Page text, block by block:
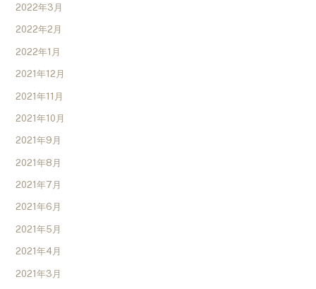
2022年3月
2022年2月
2022年1月
2021年12月
2021年11月
2021年10月
2021年9月
2021年8月
2021年7月
2021年6月
2021年5月
2021年4月
2021年3月